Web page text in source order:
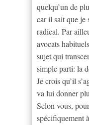
quelqu’un de
car il sait que je
radical. Par
avocats
sujet qui
simple parti: la
Je crois qu’il
va lui donner
Selon vous,
spécifiquement